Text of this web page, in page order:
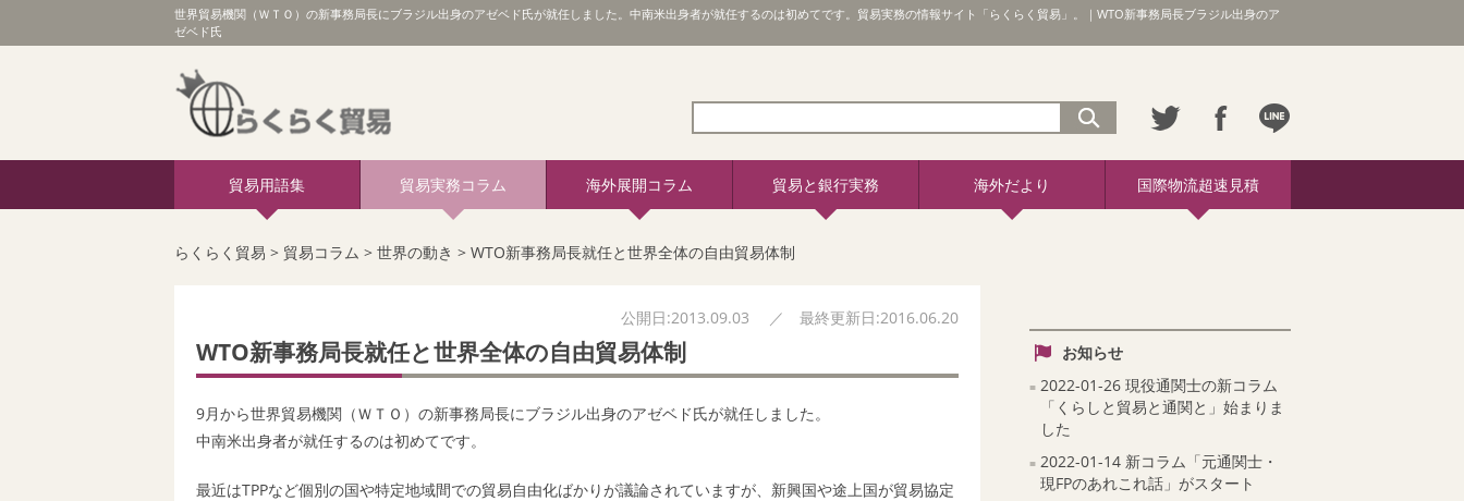
世界貿易機関（ＷＴＯ）の新事務局長にブラジル出身のアゼベド氏が就任しました。中南米出身者が就任するのは初めてです。貿易実務の情報サイト「らくらく貿易」。｜WTO新事務局長ブラジル出身のア
ゼベド氏
貿易用語集 貿易実務コラム 海外展開コラム 貿易と銀行実務 海外だより 国際物流超速見積
らくらく貿易 > 貿易コラム > 世界の動き > WTO新事務局長就任と世界全体の自由貿易体制
公開日:2013.09.03 ／ 最終更新日:2016.06.20
WTO新事務局長就任と世界全体の自由貿易体制
9月から世界貿易機関（ＷＴＯ） の新事務局長にブラジル出身のアゼベド氏が就任しました。
中南米出身者が就任するのは初めてです。
最近はTPPなど個別の国や特定地域間での貿易自由化ばかりが議論されていますが、新興国や途上国が貿易協定
お知らせ
2022-01-26 現役通関士の新コラム
「くらしと貿易と通関と」始まりま
した
2022-01-14 新コラム「元通関士・
現FPのあれこれ話」がスタート